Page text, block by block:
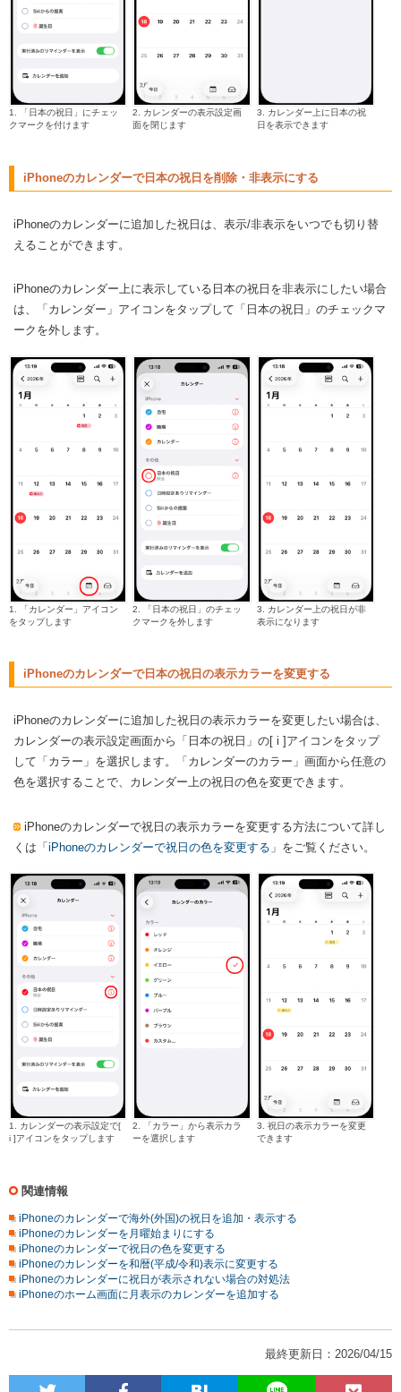
1. 「日本の祝日」にチェッ
クマークを付けます
2. カレンダーの表示設定画
面を閉じます
3. カレンダー上に日本の祝
日を表示できます
iPhoneのカレンダーで日本の祝日を削除・非表示にする
iPhoneのカレンダーに追加した祝日は、表示/非表示をいつでも切り替
えることができます。
iPhoneのカレンダー上に表示している日本の祝日を非表示にしたい場合
は、「カレンダー」アイコンをタップして「日本の祝日」のチェックマ
ークを外します。
1. 「カレンダー」アイコン
をタップします
2. 「日本の祝日」のチェッ
クマークを外します
3. カレンダー上の祝日が非
表示になります
iPhoneのカレンダーで日本の祝日の表示カラーを変更する
iPhoneのカレンダーに追加した祝日の表示カラーを変更したい場合は、
カレンダーの表示設定画面から「日本の祝日」の[ i ]アイコンをタップ
して「カラー」を選択します。「カレンダーのカラー」画面から任意の
色を選択することで、カレンダー上の祝日の色を変更できます。
iPhoneのカレンダーで祝日の表示カラーを変更する方法について詳し
くは「iPhoneのカレンダーで祝日の色を変更する 」をご覧ください。
1. カレンダーの表示設定で[
i ]アイコンをタップします
2. 「カラー」から表示カラ
ーを選択します
3. 祝日の表示カラーを変更
できます
関連情報
iPhoneのカレンダーで海外(外国)の祝日を追加・表示する
iPhoneのカレンダーを月曜始まりにする
iPhoneのカレンダーで祝日の色を変更する
iPhoneのカレンダーを和暦(平成/令和)表示に変更する
iPhoneのカレンダーに祝日が表示されない場合の対処法
iPhoneのホーム画面に月表示のカレンダーを追加する
最終更新日：2026/04/15